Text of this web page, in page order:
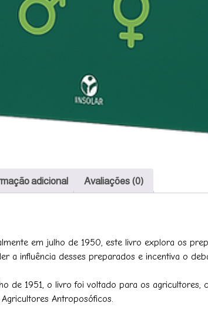
adicional Avaliações (0)
em julho de 1950, este livro explora os
a influência desses preparados e incentiva o
de 1951, o livro foi voltado para os
Antroposóficos.